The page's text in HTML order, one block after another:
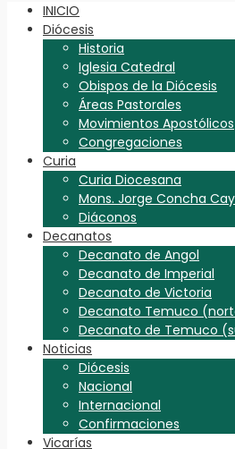
INICIO
Diócesis
Historia
Iglesia Catedral
Obispos de la Diócesis
Áreas Pastorales
Movimientos Apostólicos
Congregaciones
Curia
Curia Diocesana
Mons. Jorge Concha
Diáconos
Decanatos
Decanato de Angol
Decanato de Imperial
Decanato de Victoria
Decanato Temuco
Decanato de Temuco
Noticias
Diócesis
Nacional
Internacional
Confirmaciones
Vicarías